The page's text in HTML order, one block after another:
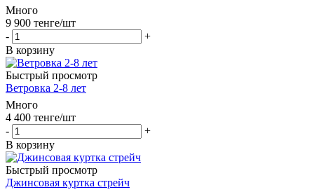
Много
9 900 тенге/шт
-
+
В корзину
Быстрый просмотр
Ветровка 2-8 лет
Много
4 400 тенге/шт
-
+
В корзину
Быстрый просмотр
Джинсовая куртка стрейч